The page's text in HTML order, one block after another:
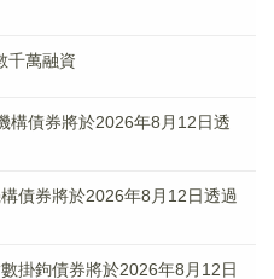
千萬融資
構債券將於2026年8月12日透
債券將於2026年8月12日透過
掛鉤債券將於2026年8月12日